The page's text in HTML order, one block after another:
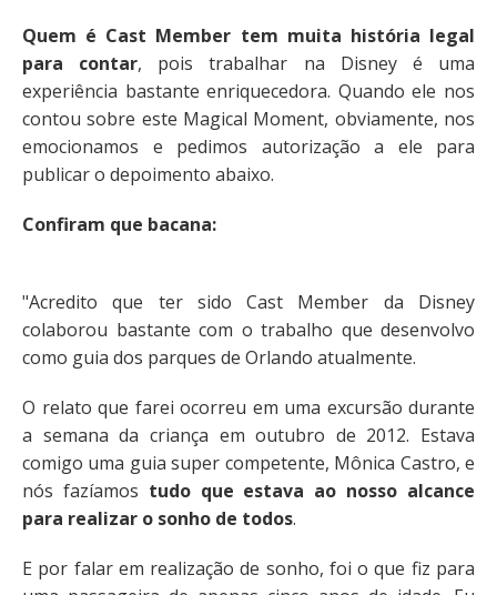
Quem é Cast Member tem muita história legal
para contar, pois trabalhar na Disney é uma
experiência bastante enriquecedora. Quando ele nos
contou sobre este Magical Moment, obviamente, nos
emocionamos e pedimos autorização a ele para
publicar o depoimento abaixo.
Confiram que bacana:
"Acredito que ter sido Cast Member da Disney
colaborou bastante com o trabalho que desenvolvo
como guia dos parques de Orlando atualmente.
O relato que farei ocorreu em uma excursão durante
a semana da criança em outubro de 2012. Estava
comigo uma guia super competente, Mônica Castro, e
nós fazíamos tudo que estava ao nosso alcance
para realizar o sonho de todos.
E por falar em realização de sonho, foi o que fiz para